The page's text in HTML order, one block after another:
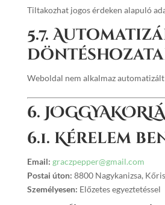
Tiltakozhat jogos érdeken alapuló
5.7.
Weboldal nem alkalmaz
6.
6.1. Kérelem
Email: graczpepper@gmail.com
Postai úton: 8800 Nagykanizsa,
Személyesen: Előzetes egyeztetéssel